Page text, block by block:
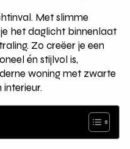
Met slimme
het daglicht binnenlaat
Zo creëer je een
én stijlvol is,
woning met zwarte
interieur.